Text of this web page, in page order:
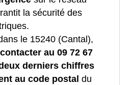
la sécurité des
le 15240 (Cantal),
contacter au 09 72 67
derniers chiffres
au code postal du